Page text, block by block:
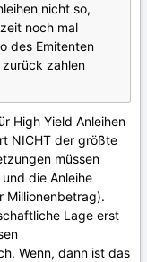
nicht so,
noch mal
des Emitenten
zahlen
High Yield Anleihen
NICHT der größte
müssen
die Anleihe
Millionenbetrag).
Lage erst
Wenn, dann ist das